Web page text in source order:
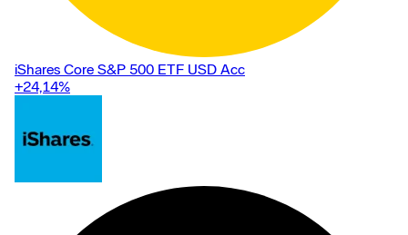
iShares Core S&P 500 ETF USD Acc
+24,14%